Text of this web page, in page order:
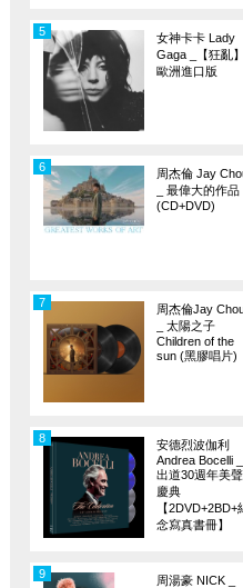
女神卡卡 Lady
Gaga _【狂亂】
歐洲進口版
5
周杰倫 Jay
_ 最偉大的作品
(CD+DVD)
6
周杰倫Jay
_ 太陽之子
Children of the
sun (黑膠唱片)
7
安德烈波伽利
Andrea Bocelli _
出道30週年美聲
慶典
【2DVD+2BD+
念寫真書冊】
8
周湯豪 NICK _
9